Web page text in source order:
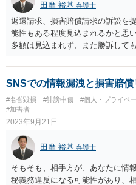
田靡 裕基 弁護士
返還請求、損害賠償請求の訴訟を
能性もある程度見込まれるかと思
多額は見込まれず、また勝訴して
あれば、そのまま諦めた方がいい
依頼して、相手方の母親の協力も
SNSでの情報漏洩と損害賠
#名誉毀損 #誹謗中傷 #個人・プライベ
#加害者
2023年9月21日
田靡 裕基 弁護士
そもそも、相手方が、あなたに情
秘義務違反になる可能性があり、